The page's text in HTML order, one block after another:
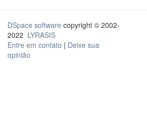
DSpace software copyright © 2002-
2022 LYRASIS
Entre em contato | Deixe sua
opinião